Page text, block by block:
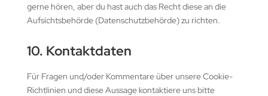
gerne hören, aber du hast auch das Recht diese an die
Aufsichtsbehörde (Datenschutzbehörde) zu richten.
10. Kontaktdaten
Für Fragen und/oder Kommentare über unsere Cookie-
Richtlinien und diese Aussage kontaktiere uns bitte